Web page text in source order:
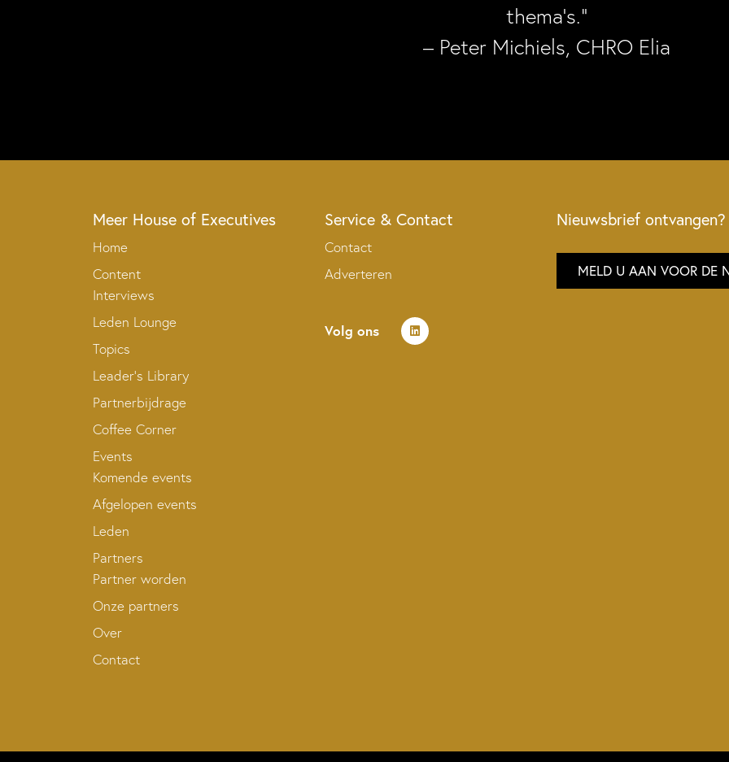
thema’s.”
– Peter Michiels, CHRO Elia
Meer House of Executives
Home
Content
Interviews
Leden Lounge
Topics
Leader’s Library
Partnerbijdrage
Coffee Corner
Events
Komende events
Afgelopen events
Leden
Partners
Partner worden
Onze partners
Over
Contact
Service & Contact
Contact
Adverteren
Volg ons
Nieuwsbrief ontvangen?
MELD U AAN VOOR DE